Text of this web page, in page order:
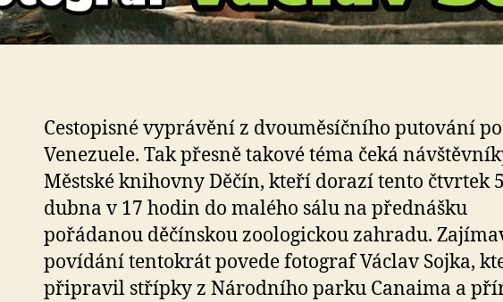
Cestopisné vyprávění z dvouměsíčního putování po
Venezuele. Tak přesně takové téma čeká
Městské knihovny Děčín, kteří dorazí tento čtvrtek
dubna v 17 hodin do malého sálu na přednášku
pořádanou děčínskou zoologickou zahradu.
povídání tentokrát povede fotograf Václav Sojka,
připravil střípky z Národního parku Canaima a